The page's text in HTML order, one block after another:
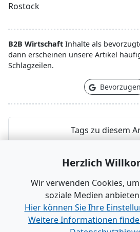
Rostock
B2B Wirtschaft Inhalte als
dann erscheinen unsere Artikel
Schlagzeilen.
Bevorzugen
Tags zu diesem
# kooperation
# Double-
# Studierendenaustausch
#
Herzlich
Wir verwenden Cookies,
soziale Medien
Hier können Sie Ihre
Weitere Informationen